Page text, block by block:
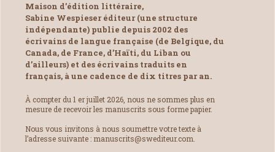
Maison d’édition littéraire,
Sabine Wespieser éditeur (une structure
indépendante) publie depuis 2002 des
écrivains de langue française (de Belgique, du
Canada, de France, d’Haïti, du Liban ou
d’ailleurs) et des écrivains traduits en
français, à une cadence de dix titres par an.
À compter du 1 er juillet 2026, nous ne sommes plus en
mesure de recevoir les manuscrits sous forme papier.
Nous vous invitons à nous soumettre votre texte à
l’adresse suivante : manuscrits@swediteur.com.